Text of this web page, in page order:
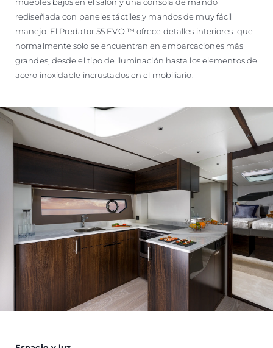
rediseñada con paneles táctiles y mandos de muy fácil
manejo. El Predator 55 EVO ™ ofrece detalles interiores que
normalmente solo se encuentran en embarcaciones más
grandes, desde el tipo de iluminación hasta los elementos de
acero inoxidable incrustados en el mobiliario.